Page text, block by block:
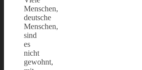
Menschen,
deutsche
Menschen,
sind
es
nicht
gewohnt,